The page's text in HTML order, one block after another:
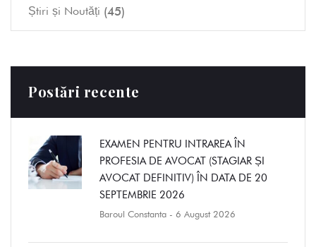
Știri și Noutăți (45)
Postări recente
EXAMEN PENTRU INTRAREA ÎN
PROFESIA DE AVOCAT (STAGIAR ȘI
AVOCAT DEFINITIV) ÎN DATA DE 20
SEPTEMBRIE 2026
Baroul Constanta - 6 August 2026